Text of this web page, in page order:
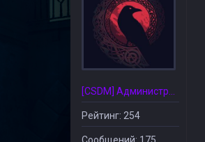
Рейтинг: 254